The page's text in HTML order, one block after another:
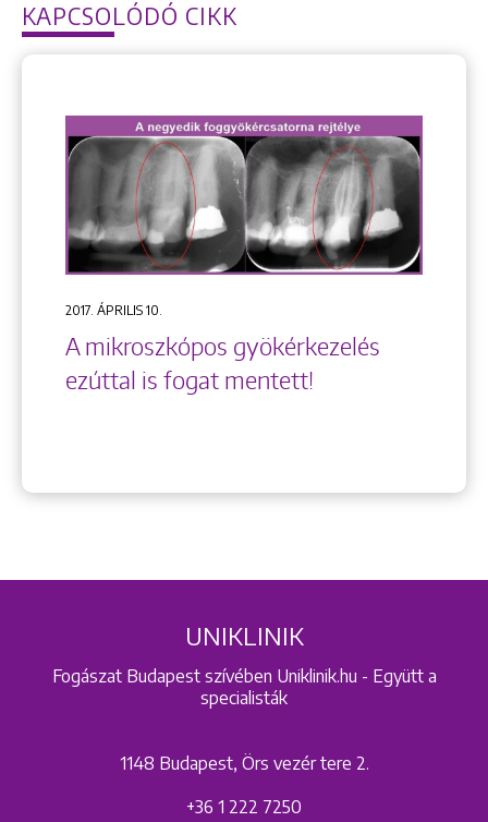
KAPCSOLÓDÓ CIKK
2017. ÁPRILIS 10.
A mikroszkópos gyökérkezelés
ezúttal is fogat mentett!
UNIKLINIK
Fogászat Budapest szívében Uniklinik.hu - Együtt a
specialisták
1148 Budapest, Örs vezér tere 2.
+36 1 222 7250